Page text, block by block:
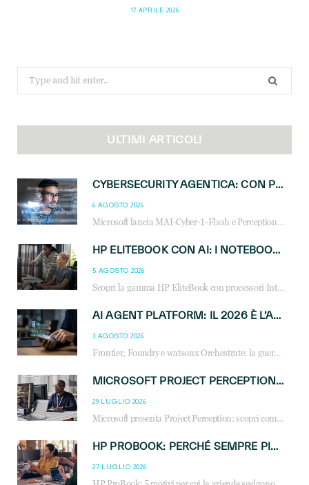
17 APRILE 2026
Search
for:
ULTIMI ARTICOLI
CYBERSECURITY AGENTICA: CON PERCEPTION E MAI-CYBER-1-FLASH MICROSOFT APRE NUOVI SERVIZI PER IL CANALE
6 AGOSTO 2026
Microsoft lancia MAI-Cyber-1-Flash e Perception: cybersecurity agentica in preview dal 3 novembre. Cosa cambia per MSP, system integrator e reseller.
HP ELITEBOOK CON AI: I NOTEBOOK BUSINESS INTELLIGENTI CHE TRASFORMANO PRODUTTIVITÀ, SICUREZZA E LAVORO IBRIDO
5 AGOSTO 2026
Scopri la gamma HP EliteBook con processori Intel® Core™ Ultra e AMD Ryzen™ AI. Notebook business progettati per aumentare la produttività, migliorare la collaborazione e garantire sicurezza avanzata in ufficio e in mobilità.
AI AGENT PLATFORM: IL 2026 È L’ANNO DEL «SISTEMA OPERATIVO» PER GLI AGENTI AZIENDALI
3 AGOSTO 2026
Frontier, Foundry e watsonx Orchestrate: la guerra delle piattaforme AI agent ridisegna il mercato IT. Cosa cambia per reseller, MSP e system integrator.
MICROSOFT PROJECT PERCEPTION: COME GLI AGENTI AI CAMBIERANNO SOC, CYBERSECURITY E SERVIZI MSP
29 LUGLIO 2026
Microsoft presenta Project Perception: scopri come gli agenti AI possono trasformare cybersecurity, SOC e servizi gestiti degli MSP.
HP PROBOOK: PERCHÉ SEMPRE PIÙ AZIENDE SCELGONO NOTEBOOK PROGETTATI PER IL LAVORO MODERNO
27 LUGLIO 2026